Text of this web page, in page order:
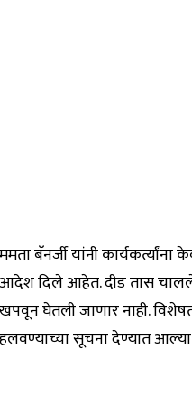
ममता बॅनर्जी यांनी
आदेश दिले आहेत. दीड तास
खपवून घेतली जाणार नाही.
हलवण्याच्या सूचना देण्यात